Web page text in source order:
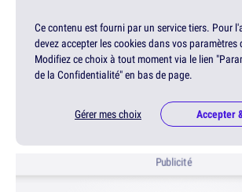
Ce contenu est fourni par un service tiers. Pour
devez accepter les cookies dans vos
Modifiez ce choix à tout moment via le lien
de la Confidentialité" en bas de page.
Gérer mes choix Accepter
Publicité